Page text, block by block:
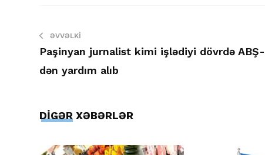
ƏVVƏLKI
Paşinyan jurnalist kimi işlədiyi dövrdə ABŞ-
dən yardım alıb
DİGƏR XƏBƏRLƏR